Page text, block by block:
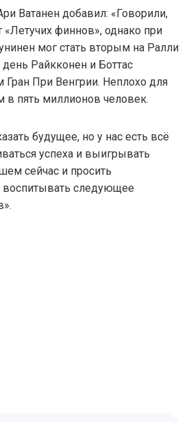
Ватанен добавил: «Говорили,
«Летучих финнов», однако при
мог стать вторым на Ралли
Райкконен и Боттас
Гран При Венгрии. Неплохо для
в пять миллионов человек.
будущее, но у нас есть всё
успеха и выигрывать
сейчас и просить
следующее